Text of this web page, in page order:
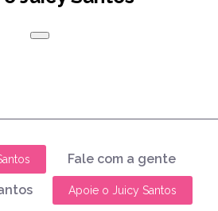
Fale com a gente
Apoie o Juicy Santos